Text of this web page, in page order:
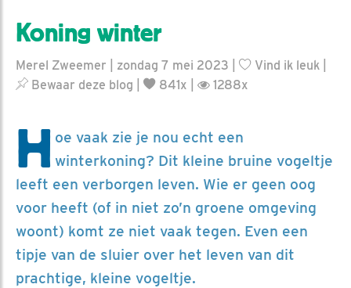
Koning winter
Merel Zweemer | zondag 7 mei 2023 | Vind ik leuk
Bewaar deze blog
841x | 1288x
H oe vaak zie je nou echt een
winterkoning? Dit kleine bruine vogeltje
leeft een verborgen leven. Wie er geen oog
voor heeft (of in niet zo’n groene omgeving
woont) komt ze niet vaak tegen. Even een
tipje van de sluier over het leven van dit
prachtige, kleine vogeltje.